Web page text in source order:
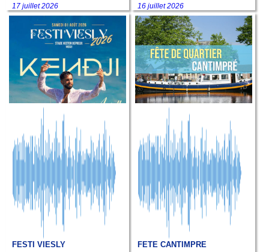
17 juillet 2026 16 juillet 2026
FESTI VIESLY FETE CANTIMPRE